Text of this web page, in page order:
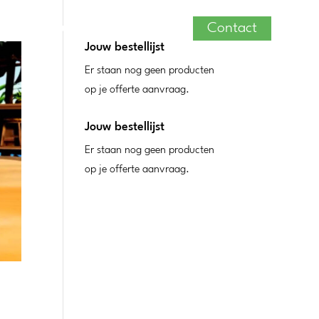
verhuur Contact
Jouw bestellijst
Er staan nog geen producten
op je offerte aanvraag.
Jouw bestellijst
Er staan nog geen producten
op je offerte aanvraag.